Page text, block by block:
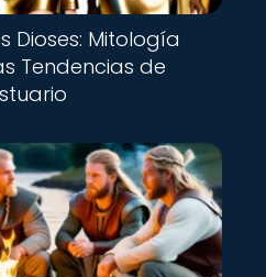
Dioses: Mitología
Tendencias de